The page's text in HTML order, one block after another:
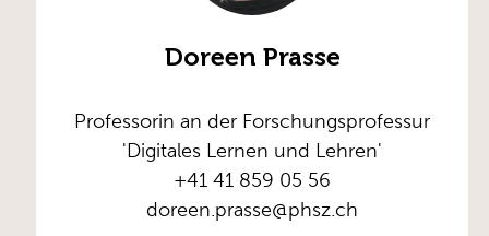
Doreen Prasse
Professorin an der Forschungsprofessur
'Digitales Lernen und Lehren'
+41 41 859 05 56
doreen.prasse@phsz.ch